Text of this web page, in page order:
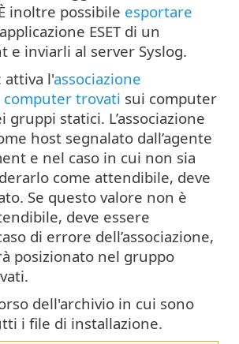
inoltre possibile esportare
ESET di un
e inviarli al server Syslog.
attiva l'associazione
computer trovati sui computer
statici. L’associazione
host segnalato dall’agente
e nel caso in cui non sia
come attendibile, deve
Se questo valore non è
deve essere
di errore dell’associazione,
posizionato nel gruppo
dell'archivio in cui sono
i file di installazione.